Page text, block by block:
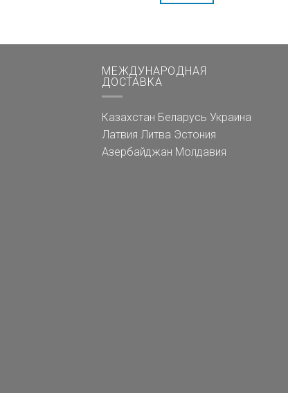
МЕЖДУНАРОДНАЯ
ДОСТАВКА
Казахстан Беларусь Украина
Латвия Литва Эстония
Азербайджан Молдавия